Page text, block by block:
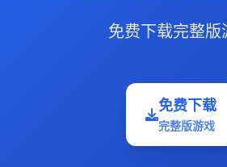
免费下载完整版
免费下载
完整版游戏